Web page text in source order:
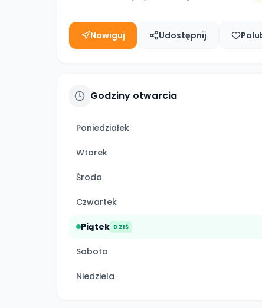
Nawiguj Udostępnij
Godziny otwarcia
Poniedziałek
Wtorek
Środa
Czwartek
Piątek DZIŚ
Sobota
Niedziela